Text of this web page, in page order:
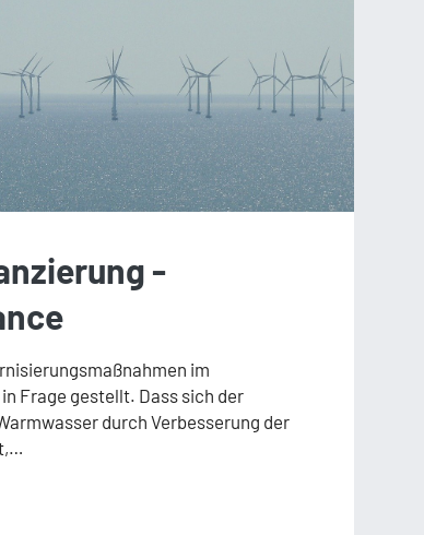
-
im
Frage gestellt. Dass sich der
durch Verbesserung der